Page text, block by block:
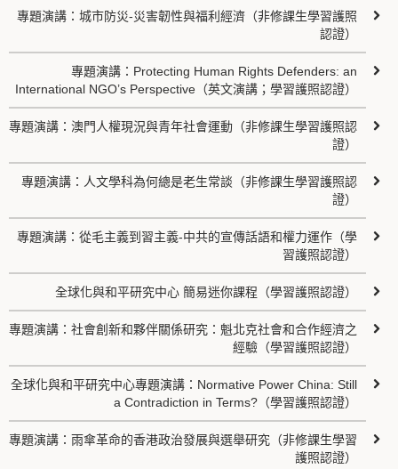
專題演講：城市防災-災害韌性與福利經濟（非修課生學習護照
認證）
專題演講：Protecting Human Rights Defenders: an
International NGO’s Perspective（英文演講；學習護照認證）
專題演講：澳門人權現況與青年社會運動（非修課生學習護照認
證）
專題演講：人文學科為何總是老生常談（非修課生學習護照認
證）
專題演講：從毛主義到習主義-中共的宣傳話語和權力運作（學
習護照認證）
全球化與和平研究中心 簡易迷你課程（學習護照認證）
專題演講：社會創新和夥伴關係研究：魁北克社會和合作經濟之
經驗（學習護照認證）
全球化與和平研究中心專題演講：Normative Power China: Still
a Contradiction in Terms?（學習護照認證）
專題演講：雨傘革命的香港政治發展與選舉研究（非修課生學習
護照認證）